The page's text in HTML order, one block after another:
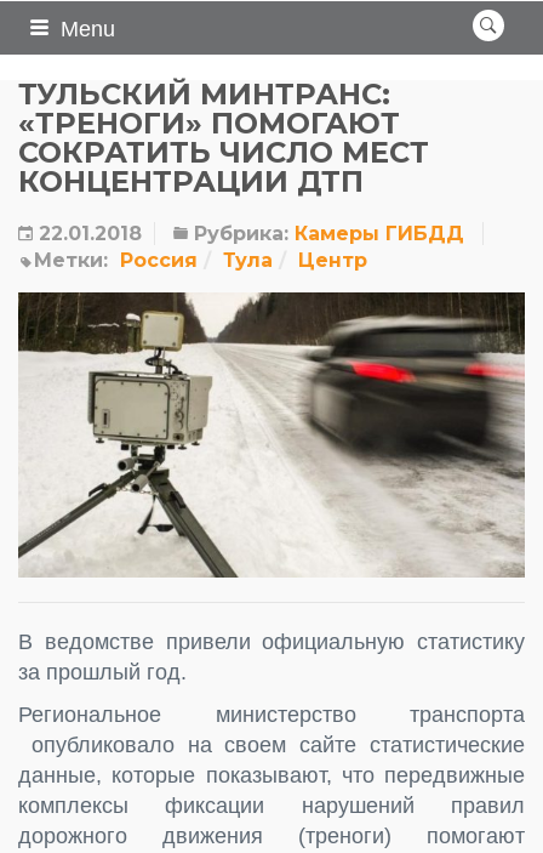
Menu
ТУЛЬСКИЙ МИНТРАНС:
«ТРЕНОГИ» ПОМОГАЮТ
СОКРАТИТЬ ЧИСЛО МЕСТ
КОНЦЕНТРАЦИИ ДТП
22.01.2018 Рубрика: Камеры ГИБДД
Метки: Россия Тула Центр
В ведомстве привели официальную статистику
за прошлый год.
Региональное министерство транспорта
опубликовало на своем сайте статистические
данные, которые показывают, что передвижные
комплексы фиксации нарушений правил
дорожного движения (треноги) помогают